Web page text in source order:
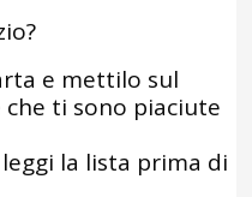
e mettilo sul
ti sono piaciute
la lista prima di